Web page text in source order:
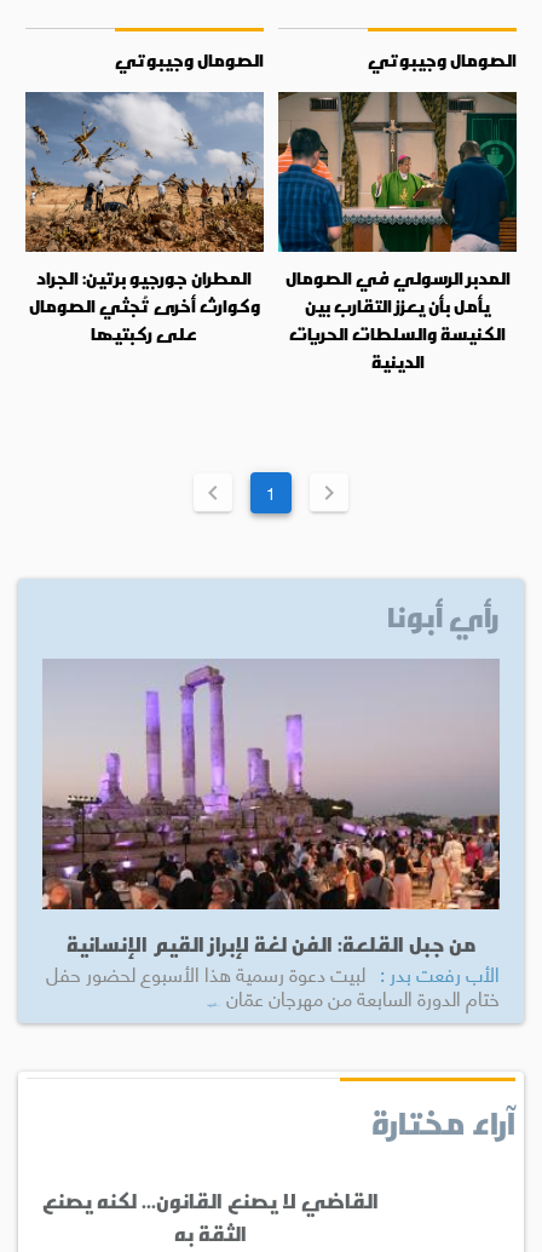
الصومال وجيبوتي
المدبر الرسولي في الصومال
يأمل بأن يعزز التقارب بين
الكنيسة والسلطات الحريات
الدينية
الصومال وجيبوتي
المطران جورجيو برتين: الجراد
وكوارث أخرى تُجثي الصومال
على ركبتيها
1
رأي أبونا
من جبل القلعة: الفن لغة لإبراز القيم الإنسانية
الأب رفعت بدر : لبيت دعوة رسمية هذا الأسبوع لحضور حفل
ختام الدورة السابعة من مهرجان عمّان ...المزيد
آراء مختارة
القاضي لا يصنع القانون... لكنه يصنع
الثقة به